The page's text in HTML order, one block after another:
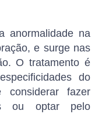
anormalidade na
e surge nas
O tratamento é
do
fazer
ou optar pelo